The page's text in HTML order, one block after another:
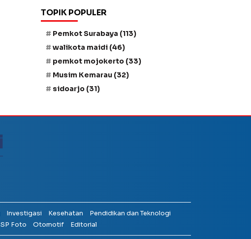
TOPIK POPULER
Pemkot Surabaya (113)
walikota maidi (46)
pemkot mojokerto (33)
Musim Kemarau (32)
sidoarjo (31)
Investigasi Kesehatan
Pendidikan dan Teknologi
SP Foto Otomotif Editorial